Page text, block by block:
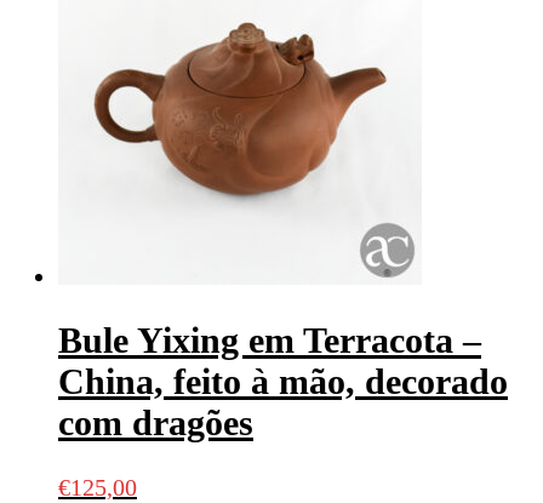
Bule Yixing em Terracota –
China, feito à mão, decorado
com dragões
€125,00